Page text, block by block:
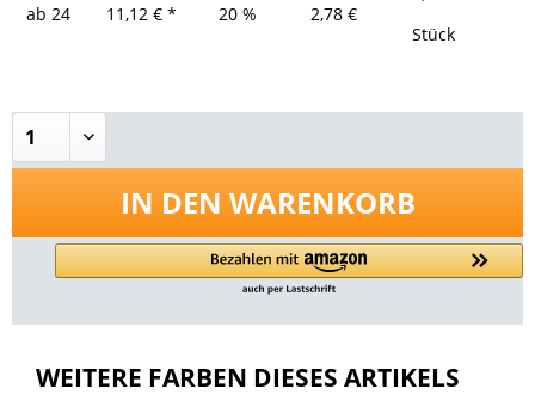
ab 24 11,12 € * 20 % 2,78 €
Stück
IN DEN WARENKORB
WEITERE FARBEN DIESES ARTIKELS